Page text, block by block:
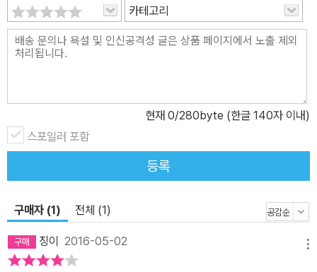
도 든든한 『라오스 셀프트래블』 한 권이면, 여행 준비부터 귀국까지
모든 걸 일사천리로 해결할 수 있을 것이다. 이은영 . 한동철 작가의
톱 시크릿 라오스 여행 비법 『라오스 셀프트래블』의 작가, 이은영 . 한
고향이라 여기는 진짜배기 전문가이기 때문. 13년 전 처음 라오스를
방문한 뒤 라오스의 매력에 푹 빠져버렸다는 한동철 작가와 뒤늦게
라오스에 빠져 가이드북까지 쓰게 되었다는 그의 짝꿍, 이은영 작가
는 짜릿한 액티비티와 맛있는 먹거리, 그리고 정말 놀고먹으면서 맘
았다. 2명만 모여도 그들을 이끌고 라오스 여행을 떠난다는 이들은
아내어 『라오스 셀프트래블』을 집필했다. 아무에게나 공개하지 않는
그들만의 톱 시크릿 라오스 여행 비법이 이 책 한 권에 몽땅 들어 있
카테고리
현재 0/280byte (한글 140자 이내)
스포일러 포함
등록
구매자 (1) 전체 (1)
징이 2016-05-02